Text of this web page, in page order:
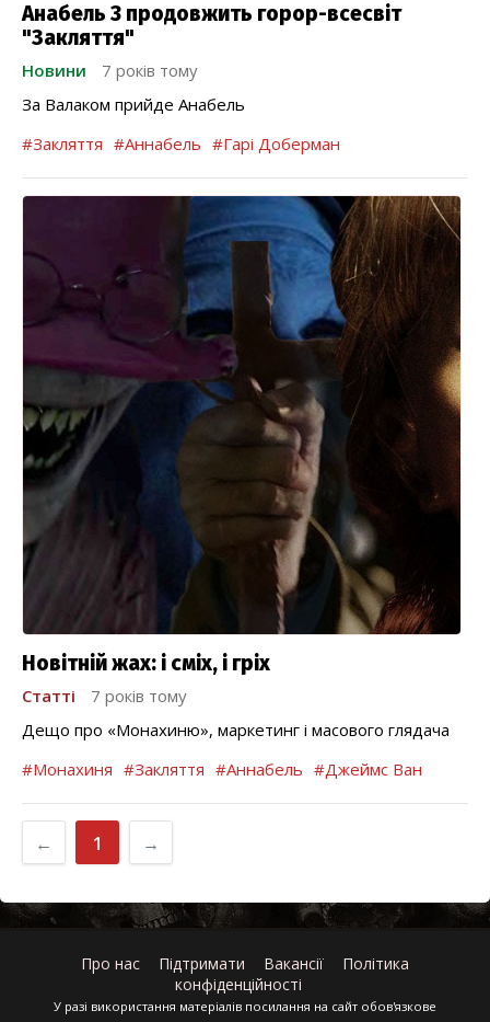
Анабель 3 продовжить горор-всесвіт
"Закляття"
Новини
7 років тому
За Валаком прийде Анабель
#Закляття #Аннабель #Гарі Доберман
Новітній жах: і сміх, і гріх
Статті
7 років тому
Дещо про «Монахиню», маркетинг і масового глядача
#Монахиня #Закляття #Аннабель #Джеймс Ван
← 1 →
Про нас Підтримати Вакансії
Політика
конфіденційності
У разі використання матеріалів посилання на сайт обов'язкове